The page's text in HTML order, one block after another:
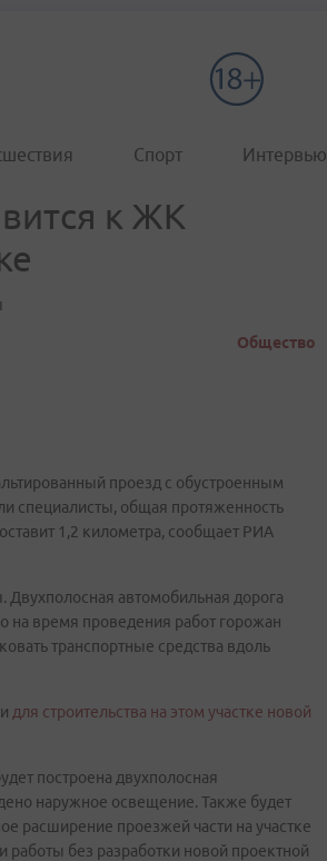
Спорт Интервью
к ЖК
Общество
проезд с обустроенным
специалисты, общая протяженность
1,2 километра, сообщает РИА
Двухполосная автомобильная дорога
на время проведения работ горожан
транспортные средства вдоль
для строительства на этом участке новой
построена двухполосная
наружное освещение. Также будет
расширение проезжей части на участке
без разработки новой проектной